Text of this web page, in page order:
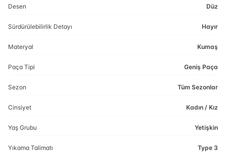
Desen Düz
Sürdürülebilirlik Detayı Hayır
Materyal Kumaş
Paça Tipi Geniş Paça
Sezon Tüm Sezonlar
Cinsiyet Kadın / Kız
Yaş Grubu Yetişkin
Yıkama Talimatı Type 3